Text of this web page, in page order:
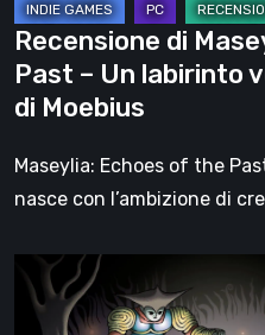
labirinto
verticale
con
l’anima
di
Recensione di
Past – Un labirinto
di Moebius
Maseylia: Echoes of the
nasce con l’ambizione di
Cesto